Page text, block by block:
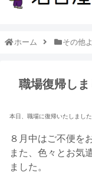
ホーム その他
職場復帰しま
本日、職場に復帰いたしました
８月中はご不便を
また、色々とお気
ました。